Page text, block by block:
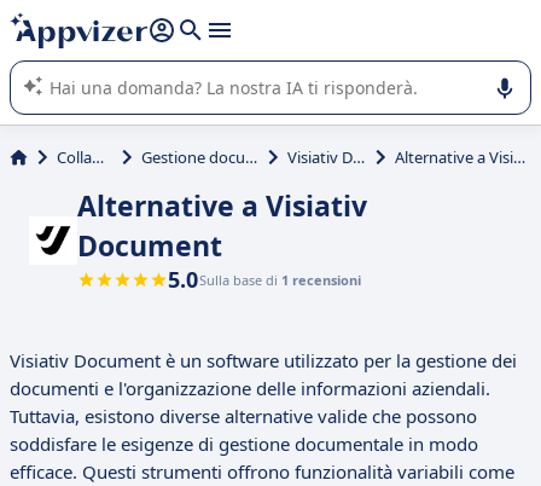
righe con
shift + enter
L'IA di Appvizer vi guida nell'utilizzo o nella scelta di un
software SaaS per la vostra azienda.
Collaborativi Gestione documenti (DMS) Visiativ Document Alternative a Visiativ Document
Alternative a Visiativ
Document
5.0Sulla base di 1 recensioni
Visiativ Document è un software utilizzato per la gestione dei
documenti e l'organizzazione delle informazioni aziendali.
Tuttavia, esistono diverse alternative valide che possono
soddisfare le esigenze di gestione documentale in modo
efficace. Questi strumenti offrono funzionalità variabili come